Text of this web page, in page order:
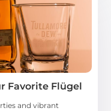
Favorite Flügel
and vibrant